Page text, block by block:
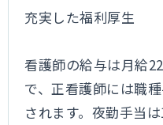
充実した福利厚生
看護師の給与は月給
で、正看護師には職
されます。夜勤手当